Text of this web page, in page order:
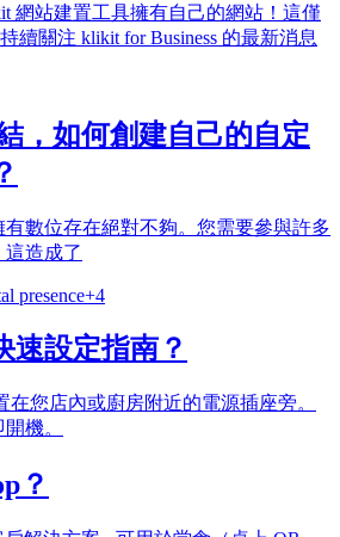
網站建置工具擁有自己的網站！這僅
續關注 klikit for Business 的最新消息
，如何創建自己的自定
數位存在絕對不夠。您需要參與許多
造成了
presence+4
速設定指南？
在您店內或廚房附近的電源插座旁。
機。
？